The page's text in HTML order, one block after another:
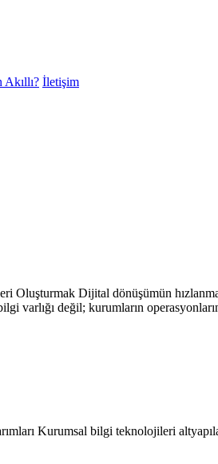
Akıllı? İletişim
Oluşturmak Dijital dönüşümün
varlığı değil; kurumların
Kurumsal bilgi teknolojileri